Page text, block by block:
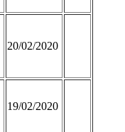
20/02/2020
19/02/2020